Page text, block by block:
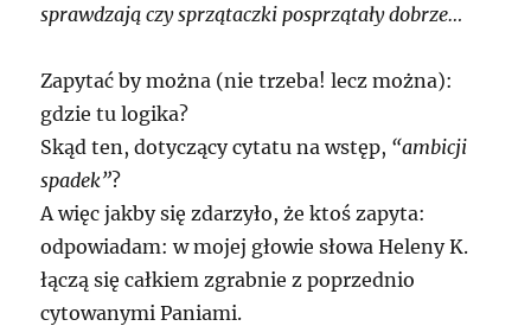
sprawdzają czy sprzątaczki posprzątały dobrze…
Zapytać by można (nie trzeba! lecz można):
gdzie tu logika?
Skąd ten, dotyczący cytatu na wstęp, “ambicji
spadek”?
A więc jakby się zdarzyło, że ktoś zapyta:
odpowiadam: w mojej głowie słowa Heleny K.
łączą się całkiem zgrabnie z poprzednio
cytowanymi Paniami.